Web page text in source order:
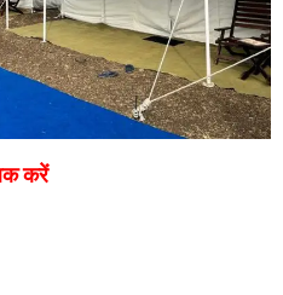
करें